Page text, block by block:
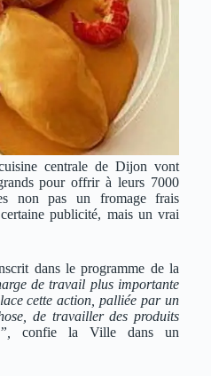
centrale de Dijon vont
pour offrir à leurs 7000
non pas un fromage frais
publicité, mais un vrai
dans le programme de la
de travail plus importante
cette action, palliée par un
de travailler des produits
confie la Ville dans un